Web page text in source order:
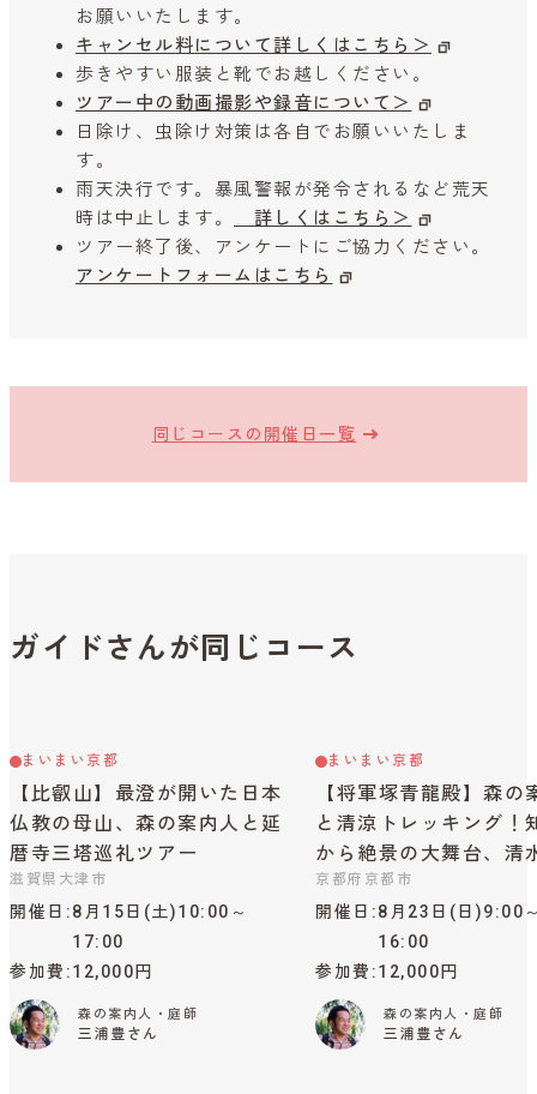
お願いいたします。
キャンセル料について詳しくはこちら＞
歩きやすい服装と靴でお越しください。
ツアー中の動画撮影や録音について＞
日除け、虫除け対策は各自でお願いいたしま
す。
雨天決行です。暴風警報が発令されるなど荒天
時は中止します。
詳しくはこちら＞
ツアー終了後、アンケートにご協力ください。
アンケートフォームはこちら
同じコースの開催日一覧
ガイドさんが同じコース
まいまい京都
【比叡山】最澄が開いた日本
仏教の母山、森の案内人と延
暦寺三塔巡礼ツアー
滋賀県大津市
開催日
8月15日(土)10:00～
17:00
参加費 12,000円
森の案内人・庭師
三浦豊さん
まいまい京都
【将軍塚青龍殿】森の
と清涼トレッキング！
から絶景の大舞台、清
京都府京都市
開催日
8月23日(日)9:00
16:00
参加費 12,000円
森の案内人・庭師
三浦豊さん